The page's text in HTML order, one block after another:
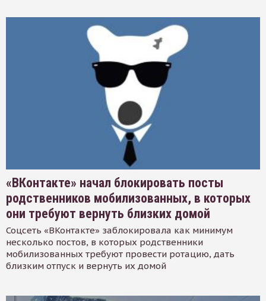
«ВКонтакте» начал блокировать посты
родственников мобилизованных, в которых
они требуют вернуть близких домой
Соцсеть «ВКонтакте» заблокировала как минимум
несколько постов, в которых родственники
мобилизованных требуют провести ротацию, дать
близким отпуск и вернуть их домой